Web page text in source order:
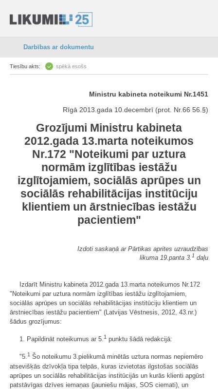
Darbības ar dokumentu
Tiesību akts: spēkā esošs
Ministru kabineta noteikumi Nr.1451
Rīgā 2013.gada 10.decembrī (prot. Nr.66 56.§)
Grozījumi Ministru kabineta
2012.gada 13.marta noteikumos
Nr.172 "Noteikumi par uztura
normām izglītības iestāžu
izglītojamiem, sociālās aprūpes un
sociālās rehabilitācijas institūciju
klientiem un ārstniecības iestāžu
pacientiem"
Izdoti saskaņā ar Pārtikas aprites uzraudzības
likuma 19.panta 3. 1 daļu
Izdarīt Ministru kabineta 2012.gada 13.marta noteikumos Nr.172
"Noteikumi par uztura normām izglītības iestāžu izglītojamiem,
sociālās aprūpes un sociālās rehabilitācijas institūciju klientiem un
ārstniecības iestāžu pacientiem" (Latvijas Vēstnesis, 2012, 43.nr.)
šādus grozījumus:
1. Papildināt noteikumus ar 5.1 punktu šādā redakcijā:
"5.1 Šo noteikumu 3.pielikumā minētās uztura normas nepiemēro
atsevišķās dzīvokļa tipa telpās, kuras izvietotas ilgstošas sociālās
aprūpes un sociālās rehabilitācijas institūcijās un kurās klienti apgūst
patstāvīgas dzīves iemaņas (jauniešu mājas, SOS ciemati), un